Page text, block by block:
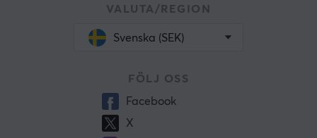
VALUTA/REGION
Svenska (SEK)
FÖLJ OSS
Facebook
X